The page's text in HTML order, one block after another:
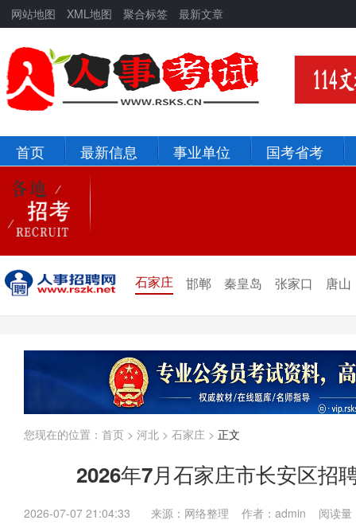
网站地图 XML地图 聚合标签 最新文章
首页 最新信息 事业单位 国考省考
北京
宁夏
甘肃 陕西 西藏 四川
重庆
河北
湖北 湖南 江西 安徽
浙江
江苏
福建 广东 广西
海南
国考
省考 企业 内蒙古
石家庄 邯郸 秦皇岛 张家口 唐山
您现在的位置： 首页 > 河北 > 石家庄 > 正文
2026年7月石家庄市长安区招
2026-07-07 21:04:33 来源：网络整理 作者：admin 阅读量